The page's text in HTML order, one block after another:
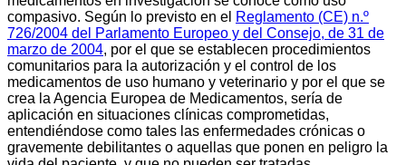
compasivo. Según lo previsto en el Reglamento (CE) n.º
726/2004 del Parlamento Europeo y del Consejo, de 31 de
marzo de 2004, por el que se establecen procedimientos
comunitarios para la autorización y el control de los
medicamentos de uso humano y veterinario y por el que se
crea la Agencia Europea de Medicamentos, sería de
aplicación en situaciones clínicas comprometidas,
entendiéndose como tales las enfermedades crónicas o
gravemente debilitantes o aquellas que ponen en peligro la